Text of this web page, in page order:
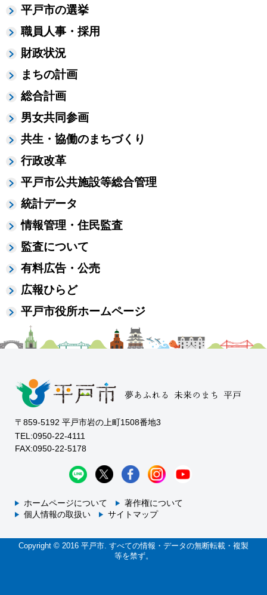
平戸市の選挙
職員人事・採用
財政状況
まちの計画
総合計画
男女共同参画
共生・協働のまちづくり
行政改革
平戸市公共施設等総合管理
統計データ
情報管理・住民監査
監査について
有料広告・公売
広報ひらど
平戸市役所ホームページ
〒859-5192 平戸市岩の上町1508番地3
TEL:0950-22-4111
FAX:0950-22-5178
ホームページについて
著作権について
個人情報の取扱い
サイトマップ
Copyright © 2016 平戸市. すべての情報・データの無断転載・複製
等を禁ず。